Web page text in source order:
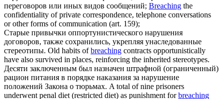
переговоров или иных видов сообщений; Breaching the
confidentiality of private correspondence, telephone conversations
or other forms of communication (art. 159);
Старые привычки оппортунистического нарушения
договоров, также сохранились, укрепляя унаследованные
стереотипы. Old habits ofbreaching contracts opportunistically
have also survived in places, reinforcing the inherited stereotypes.
Десяти заключенным был назначен штрафной (ограниченный)
рацион питания в порядке наказания за нарушение
положений Закона о тюрьмах. A total of nine prisoners
underwent penal diet (restricted diet) as punishment forbreaching